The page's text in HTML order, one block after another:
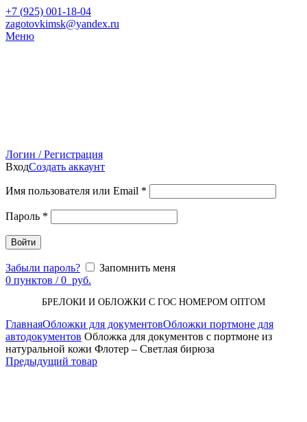
+7 (925) 001-18-04
zagotovkimsk@yandex.ru
Меню
Логин / Регистрация
ВходСоздать аккаунт
Имя пользователя или Email *
Пароль *
Войти
Забыли пароль?
Запомнить меня
0 пунктов / 0 руб.
БРЕЛОКИ И ОБЛОЖКИ С ГОС НОМЕРОМ ОПТОМ
ГлавнаяОбложки для документовОбложки портмоне для
автодокументов Обложка для документов с портмоне из
натуральной кожи Флотер – Светлая бирюза
Предыдущий товар